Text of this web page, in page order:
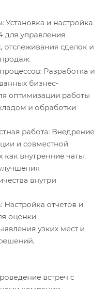
Установка и настройка
для управления
отслеживания сделок и
Разработка и
бизнес-
оптимизации работы
и обработки
работа: Внедрение
и совместной
как внутренние чаты,
внутри
Настройка отчетов и
оценки
узких мест и
встреч с